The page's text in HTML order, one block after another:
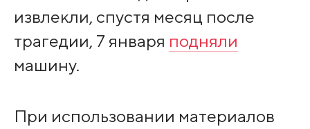
извлекли, спустя месяц после
трагедии, 7 января подняли
машину.
При использовании материалов